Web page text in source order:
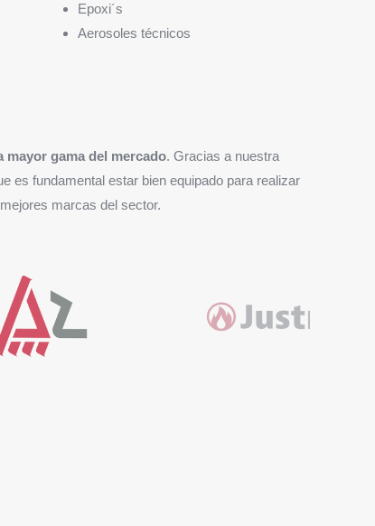
Epoxi´s
Aerosoles técnicos
mayor gama del mercado. Gracias a nuestra
es fundamental estar bien equipado para realizar
marcas del sector.